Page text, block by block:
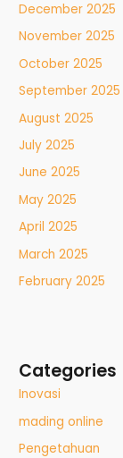
December 2025
November 2025
October 2025
September 2025
August 2025
July 2025
June 2025
May 2025
April 2025
March 2025
February 2025
Categories
Inovasi
mading online
Pengetahuan